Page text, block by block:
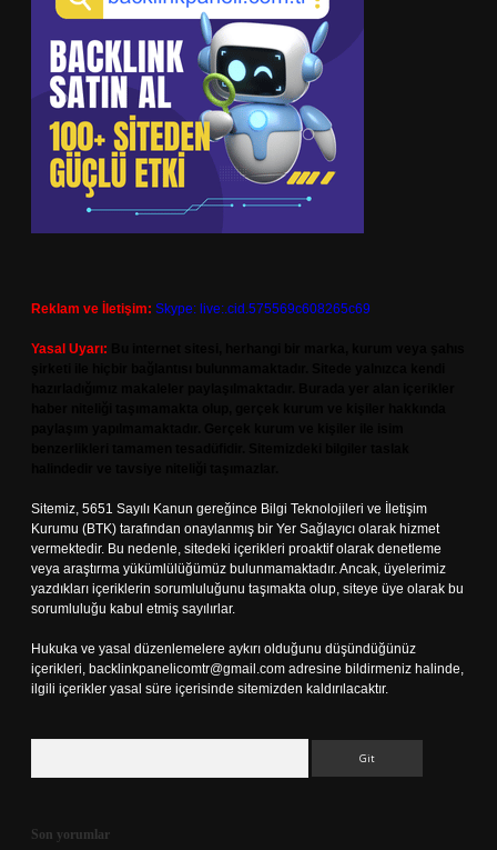
Reklam ve İletişim: Skype: live:.cid.575569c608265c69
Yasal Uyarı:
Sitemiz, 5651 Sayılı Kanun gereğince Bilgi Teknolojileri ve İletişim
Kurumu (BTK) tarafından onaylanmış bir Yer Sağlayıcı olarak hizmet
vermektedir. Bu nedenle, sitedeki içerikleri proaktif olarak denetleme
veya araştırma yükümlülüğümüz bulunmamaktadır. Ancak, üyelerimiz
yazdıkları içeriklerin sorumluluğunu taşımakta olup, siteye üye olarak bu
sorumluluğu kabul etmiş sayılırlar.
Hukuka ve yasal düzenlemelere aykırı olduğunu düşündüğünüz
içerikleri, backlinkpanelicomtr@gmail.com adresine bildirmeniz halinde,
ilgili içerikler yasal süre içerisinde sitemizden kaldırılacaktır.
Son yorumlar